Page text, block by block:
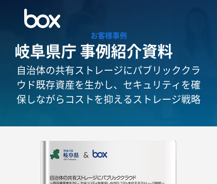
お客様事例
岐阜県庁 事例紹介資料
自治体の共有ストレージにパブリッククラ
ウド既存資産を生かし、セキュリティを確
保しながらコストを抑えるストレージ戦略